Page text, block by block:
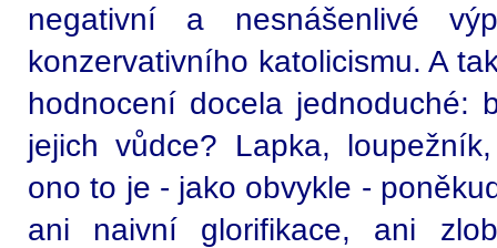
negativní a nesnášenlivé
konzervativního katolicismu. A
hodnocení docela jednoduché:
jejich vůdce? Lapka,
ono to je - jako obvykle -
ani naivní glorifikace, ani